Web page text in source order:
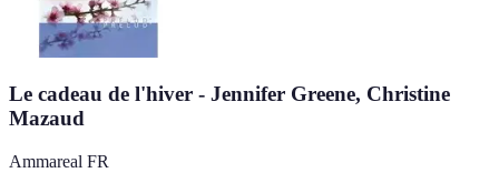
Le cadeau de l'hiver - Jennifer Greene, Christine
Mazaud
Ammareal FR